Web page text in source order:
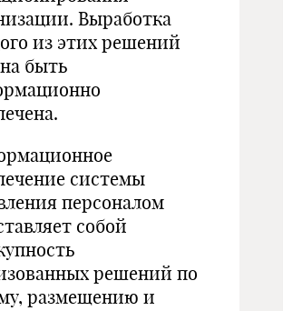
Выработка
из этих решений
быть
системы
персоналом
собой
решений по
размещению и